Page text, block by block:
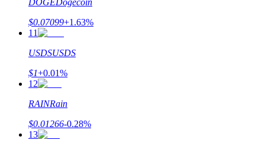
Launchpool
الرهان المرن لكسب العملات الرقمية الشهيرة
$0.07099+1.63%
11
USDSUSDS
$1+0.01%
12
RAINRain
$0.01266-0.28%
13